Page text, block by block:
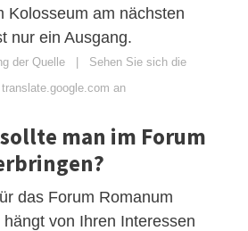
Kolosseum am nächsten
nur ein Ausgang.
der Quelle | Sehen Sie sich die
an
man im Forum
das Forum Romanum
von Ihren Interessen